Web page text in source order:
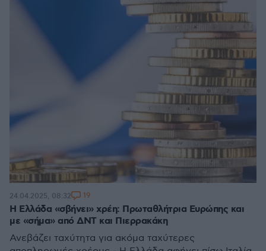
Η Ελλάδα «σβήνει» χρέη: Πρωταθλήτρια Ευρώπης και
με «σήμα» από ΔΝΤ και Πιερρακάκη
Ανεβάζει ταχύτητα για ακόμα ταχύτερες
24.04.2025, 08:32 19